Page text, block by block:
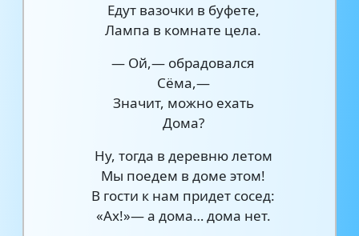
Едут вазочки в буфете,
Лампа в комнате цела.
— Ой,— обрадовался
Сёма,—
Значит, можно ехать
Дома?
Ну, тогда в деревню летом
Мы поедем в доме этом!
В гости к нам придет сосед:
«Ах!»— а дома… дома нет.